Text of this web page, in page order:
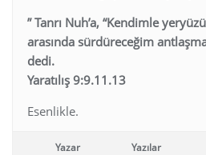
” Tanrı Nuh’a, “Kendimle
arasında sürdüreceğim
dedi.
Yaratılış 9:9.11.13
Esenlikle.
Yazar Yazılar